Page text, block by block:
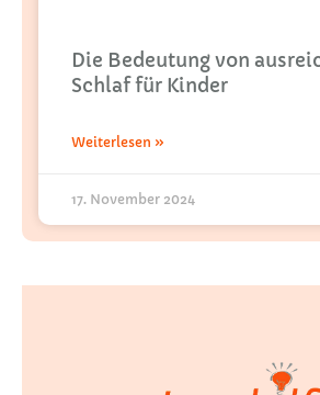
Die Bedeutung von
Schlaf für Kinder
Weiterlesen »
17. November 2024